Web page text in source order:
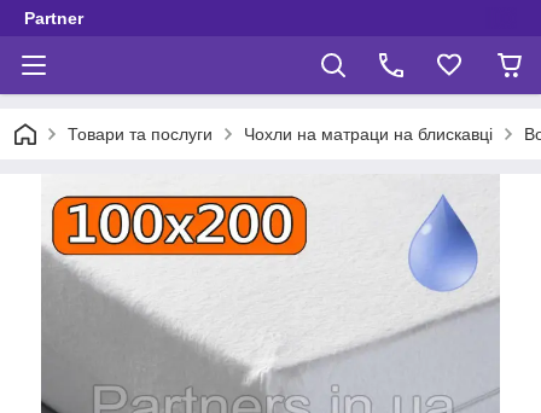
Partner
Товари та послуги Чохли на матраци на блискавці